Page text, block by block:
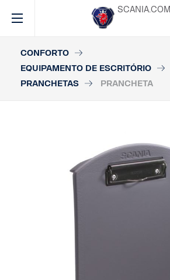
SCANIA.COM
CONFORTO
EQUIPAMENTO DE ESCRITÓRIO
PRANCHETAS
PRANCHETA